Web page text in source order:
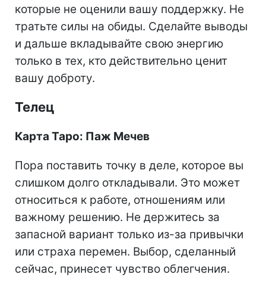
которые не оценили вашу поддержку. Не
тратьте силы на обиды. Сделайте выводы
и дальше вкладывайте свою энергию
только в тех, кто действительно ценит
вашу доброту.
Телец
Карта Таро: Паж Мечев
Пора поставить точку в деле, которое вы
слишком долго откладывали. Это может
относиться к работе, отношениям или
важному решению. Не держитесь за
запасной вариант только из-за привычки
или страха перемен. Выбор, сделанный
сейчас, принесет чувство облегчения.